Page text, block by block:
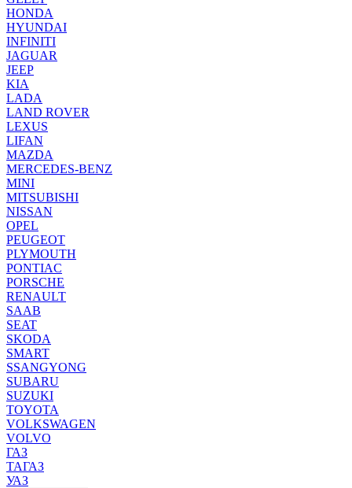
HONDA
HYUNDAI
INFINITI
JAGUAR
JEEP
KIA
LADA
LAND ROVER
LEXUS
LIFAN
MAZDA
MERCEDES-BENZ
MINI
MITSUBISHI
NISSAN
OPEL
PEUGEOT
PLYMOUTH
PONTIAC
PORSCHE
RENAULT
SAAB
SEAT
SKODA
SMART
SSANGYONG
SUBARU
SUZUKI
TOYOTA
VOLKSWAGEN
VOLVO
ГАЗ
ТАГАЗ
УАЗ